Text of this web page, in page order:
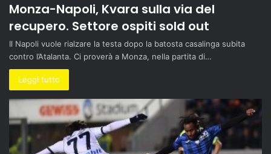
Monza-Napoli, Kvara sulla via del
recupero. Settore ospiti sold out
Il Napoli vuole rialzare la testa dopo la batosta casalinga subita
contro l’Atalanta. Ci proverà a Monza, nella partita di…
Leggi tutto